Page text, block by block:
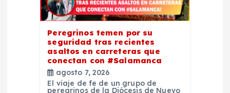
Peregrinos temen por su
seguridad tras recientes
asaltos en carreteras que
conectan con #Salamanca
agosto 7, 2026
El viaje de fe de un grupo de
peregrinos de la Diócesis de Nuevo